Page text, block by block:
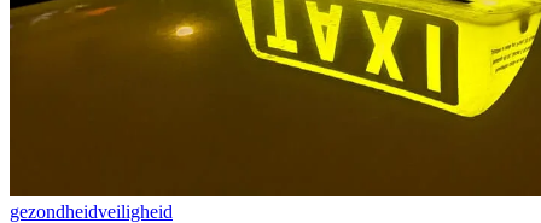
gezondheidveiligheid